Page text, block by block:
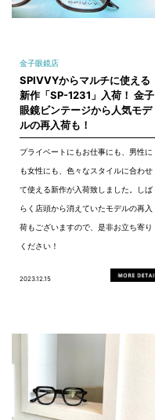
金子眼鏡店
SPIVVYからマルチに使える
新作「SP-1231」入荷！ 金子
眼鏡ビンテージから人気モデ
ルの再入荷も！
プライベートにもお仕事にも、男性に
も女性にも、色々なスタイルに合わせ
て使える新作が入荷致しました。しば
らく店頭から消えていたモデルの再入
荷もございますので、是非お立ち寄り
ください！
2023.12.15